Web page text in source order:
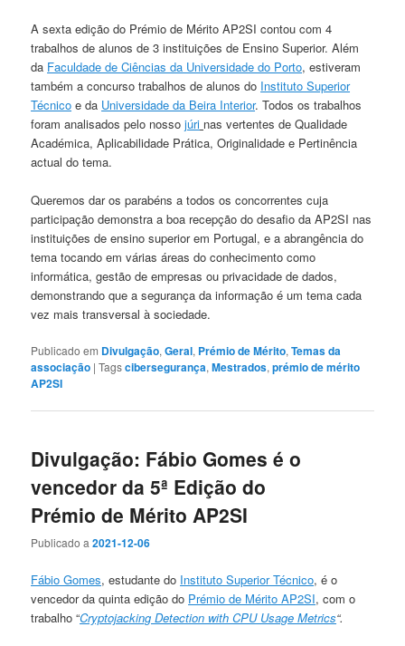
A sexta edição do Prémio de Mérito AP2SI contou com 4
trabalhos de alunos de 3 instituições de Ensino Superior. Além
da Faculdade de Ciências da Universidade do Porto, estiveram
também a concurso trabalhos de alunos do Instituto Superior
Técnico e da Universidade da Beira Interior. Todos os trabalhos
foram analisados pelo nossojúri nas vertentes de Qualidade
Académica, Aplicabilidade Prática, Originalidade e Pertinência
actual do tema.
Queremos dar os parabéns a todos os concorrentes cuja
participação demonstra a boa recepção do desafio da AP2SI nas
instituições de ensino superior em Portugal, e a abrangência do
tema tocando em várias áreas do conhecimento como
informática, gestão de empresas ou privacidade de dados,
demonstrando que a segurança da informação é um tema cada
vez mais transversal à sociedade.
Publicado em Divulgação,Geral, Prémio de Mérito,Temas da
associação |Tagscibersegurança,Mestrados,prémio de mérito
AP2SI
Divulgação: Fábio Gomes é o
vencedor da 5ª Edição do
Prémio de Mérito AP2SI
Publicado a2021-12-06
Fábio Gomes, estudante do Instituto Superior Técnico, é o
vencedor da quinta edição do Prémio de Mérito AP2SI, com o
trabalho “Cryptojacking Detection with CPU Usage Metrics“.